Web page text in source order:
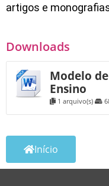
artigos e
Downloads
Modelo
Ensino
1 arquivo(s)
Início